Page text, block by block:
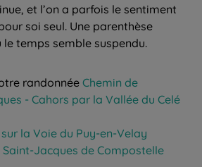
et l’on a parfois le sentiment
soi seul. Une parenthèse
temps semble suspendu.
randonnéeChemin de
- Cahors par la Vallée du Celé
la Voie du Puy-en-Velay
Saint-Jacques de Compostelle